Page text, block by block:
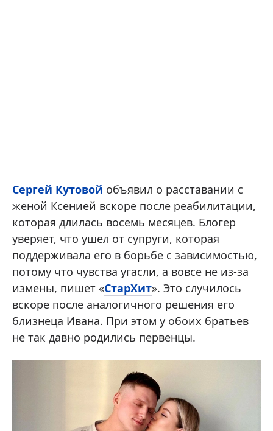
Сергей Кутовой объявил о расставании с
женой Ксенией вскоре после реабилитации,
которая длилась восемь месяцев. Блогер
уверяет, что ушел от супруги, которая
поддерживала его в борьбе с зависимостью,
потому что чувства угасли, а вовсе не из-за
измены, пишет «СтарХит». Это случилось
вскоре после аналогичного решения его
близнеца Ивана. При этом у обоих братьев
не так давно родились первенцы.